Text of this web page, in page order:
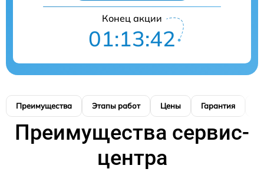
Конец акции
01:13:41
Преимущества Этапы работ Цены Гарантия
Преимущества сервис-
центра